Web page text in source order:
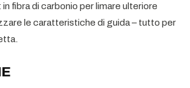
fibra di carbonio per limare ulteriore
le caratteristiche di guida – tutto per